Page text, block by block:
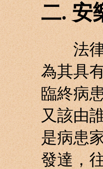
二. 安
法律上
為其具
臨終病
又該由
是病患
發達，